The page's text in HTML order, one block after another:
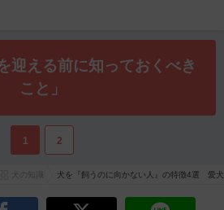
迎える前に知っておくべき
こと」
1 2
犬を『飼うのに向かない人』の特徴4選 愛